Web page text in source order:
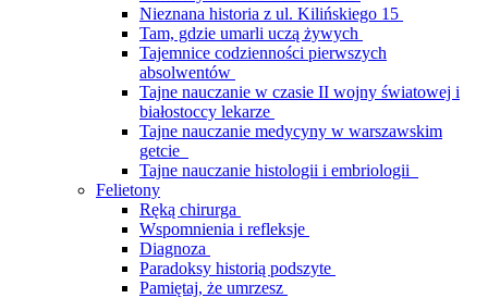
Nieznana historia z ul. Kilińskiego 15
Tam, gdzie umarli uczą żywych
Tajemnice codzienności pierwszych
absolwentów
Tajne nauczanie w czasie II wojny światowej i
białostoccy lekarze
Tajne nauczanie medycyny w warszawskim
getcie
Tajne nauczanie histologii i embriologii
Felietony
Ręką chirurga
Wspomnienia i refleksje
Diagnoza
Paradoksy historią podszyte
Pamiętaj, że umrzesz